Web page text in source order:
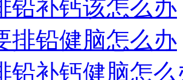
铅补钙该怎么办
排铅健脑怎么办
铅补钙健脑怎么